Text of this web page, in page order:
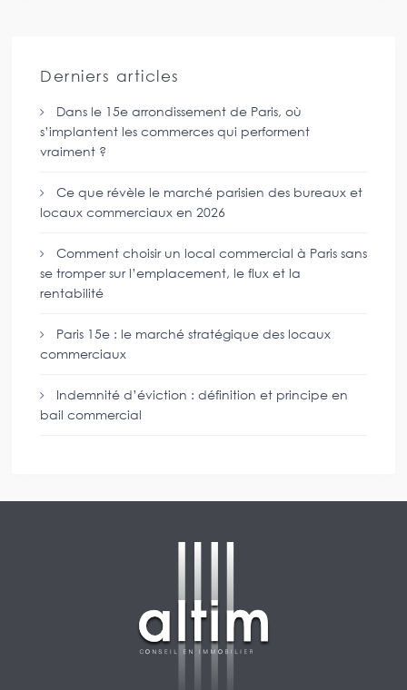
Derniers articles
Dans le 15e arrondissement de Paris, où
s’implantent les commerces qui performent
vraiment ?
Ce que révèle le marché parisien des bureaux et
locaux commerciaux en 2026
Comment choisir un local commercial à Paris sans
se tromper sur l’emplacement, le flux et la
rentabilité
Paris 15e : le marché stratégique des locaux
commerciaux
Indemnité d’éviction : définition et principe en
bail commercial